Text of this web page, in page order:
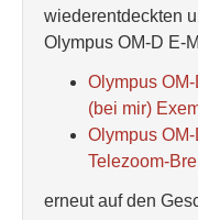
wiederentdeckten
Olympus OM-D E-
Olympus
(bei mir)
Olympus
Telezoom-
erneut auf den